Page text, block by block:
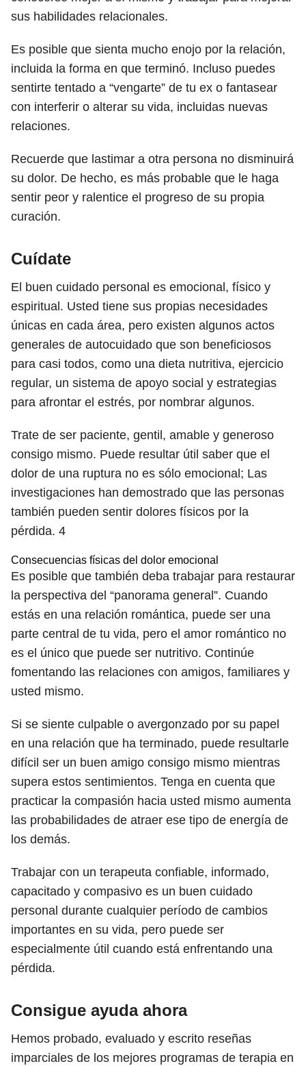
sus habilidades relacionales.
Es posible que sienta mucho enojo por la relación,
incluida la forma en que terminó. Incluso puedes
sentirte tentado a “vengarte” de tu ex o fantasear
con interferir o alterar su vida, incluidas nuevas
relaciones.
Recuerde que lastimar a otra persona no disminuirá
su dolor. De hecho, es más probable que le haga
sentir peor y ralentice el progreso de su propia
curación.
Cuídate
El buen cuidado personal es emocional, físico y
espiritual. Usted tiene sus propias necesidades
únicas en cada área, pero existen algunos actos
generales de autocuidado que son beneficiosos
para casi todos, como una dieta nutritiva, ejercicio
regular, un sistema de apoyo social y estrategias
para afrontar el estrés, por nombrar algunos.
Trate de ser paciente, gentil, amable y generoso
consigo mismo. Puede resultar útil saber que el
dolor de una ruptura no es sólo emocional; Las
investigaciones han demostrado que las personas
también pueden sentir dolores físicos por la
pérdida. 4
Consecuencias físicas del dolor emocional
Es posible que también deba trabajar para restaurar
la perspectiva del “panorama general”. Cuando
estás en una relación romántica, puede ser una
parte central de tu vida, pero el amor romántico no
es el único que puede ser nutritivo. Continúe
fomentando las relaciones con amigos, familiares y
usted mismo.
Si se siente culpable o avergonzado por su papel
en una relación que ha terminado, puede resultarle
difícil ser un buen amigo consigo mismo mientras
supera estos sentimientos. Tenga en cuenta que
practicar la compasión hacia usted mismo aumenta
las probabilidades de atraer ese tipo de energía de
los demás.
Trabajar con un terapeuta confiable, informado,
capacitado y compasivo es un buen cuidado
personal durante cualquier período de cambios
importantes en su vida, pero puede ser
especialmente útil cuando está enfrentando una
pérdida.
Consigue ayuda ahora
Hemos probado, evaluado y escrito reseñas
imparciales de los mejores programas de terapia en